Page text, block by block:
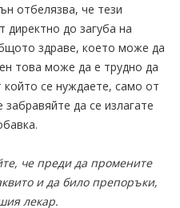
отбелязва, че тези
директно до загуба на
здраве, което може да
това може да е трудно да
се нуждаете, само от
да се излагате
че преди да промените
и да било препоръки,
лекар.